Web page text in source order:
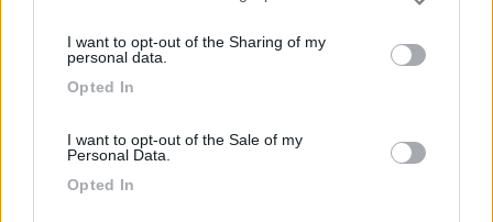
not limited to your visit or usage behaviour. You may click to
use your data for below specified purposes in below Google
I want to opt-out of the Sharing of my
personal data.
Opted In
I want to opt-out of the Sale of my
Personal Data.
Opted In
Posizione Punto ristoro
A pagamento da maggio a settembre, €3,00, cs